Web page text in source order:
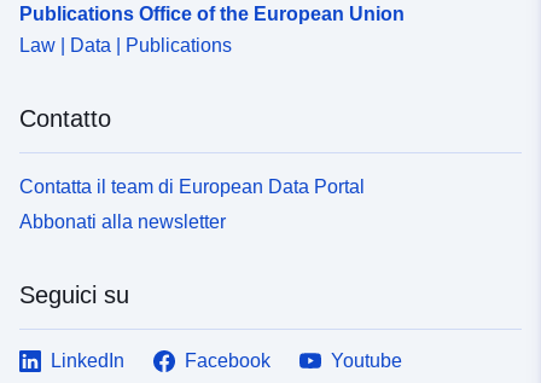
Publications Office of the European Union
Law | Data | Publications
Contatto
Contatta il team di European Data Portal
Abbonati alla newsletter
Seguici su
LinkedIn Facebook
Youtube